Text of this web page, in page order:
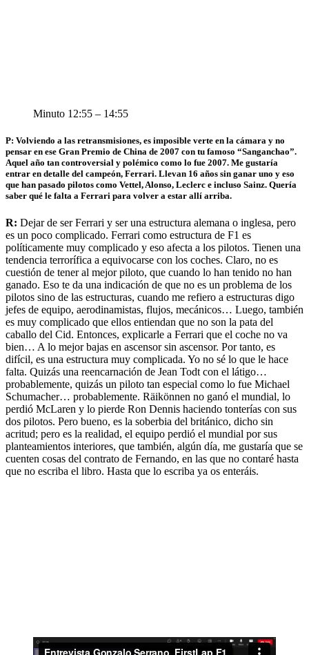
Minuto 12:55 – 14:55
P: Volviendo a las retransmisiones, es imposible verte en la cámara y no
pensar en ese Gran Premio de China de 2007 con tu famoso “Sanganchao”.
Aquel año tan controversial y polémico como lo fue 2007. Me gustaría
entrar en detalle del campeón, Ferrari. Llevan 16 años sin ganar uno y eso
que han pasado pilotos como Vettel, Alonso, Leclerc e incluso Sainz. Quería
saber qué le falta a Ferrari para volver a estar allí arriba.
R: Dejar de ser Ferrari y ser una estructura alemana o inglesa, pero
es un poco complicado. Ferrari como estructura de F1 es
políticamente muy complicado y eso afecta a los pilotos. Tienen una
tendencia terrorífica a equivocarse con los coches. Claro, no es
cuestión de tener al mejor piloto, que cuando lo han tenido no han
ganado. Eso te da una indicación de que no es un problema de los
pilotos sino de las estructuras, cuando me refiero a estructuras digo
jefes de equipo, aerodinamistas, flujos, mecánicos… Luego, también
es muy complicado que ellos entiendan que no son la pata del
caballo del Cid. Entonces, explicarle a Ferrari que el coche no va
bien… A lo mejor bajas en ascensor sin ascensor. Por tanto, es
difícil, es una estructura muy complicada. Yo no sé lo que le hace
falta. Quizás una reencarnación de Jean Todt con el látigo…
probablemente, quizás un piloto tan especial como lo fue Michael
Schumacher… probablemente. Räikönnen no ganó el mundial, lo
perdió McLaren y lo pierde Ron Dennis haciendo tonterías con sus
dos pilotos. Pero bueno, es la soberbia del británico, dicho sin
acritud; pero es la realidad, el equipo perdió el mundial por sus
planteamientos interiores, que también, algún día, me gustaría que se
cuenten cosas del contrato de Fernando, en las que no contaré hasta
que no escriba el libro. Hasta que lo escriba ya os enteráis.